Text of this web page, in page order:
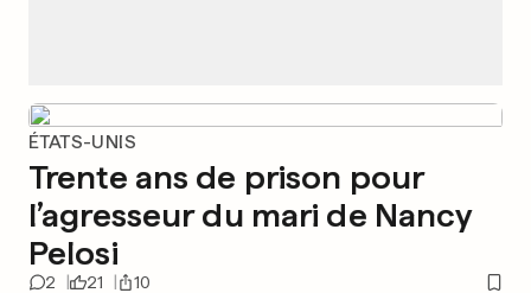
ÉTATS-UNIS
Trente ans de prison pour
l’agresseur du mari de Nancy
Pelosi
2 21 10